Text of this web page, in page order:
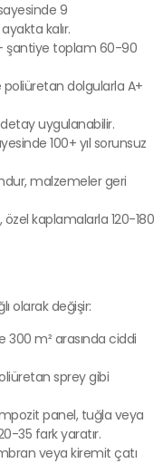
9
kalır.
şantiye toplam 60-90
poliüretan dolgularla A+
uygulanabilir.
100+ yıl sorunsuz
malzemeler geri
özel kaplamalarla 120-180
olarak değişir:
300 m² arasında ciddi
sprey gibi
panel, tuğla veya
35 fark yaratır.
veya kiremit çatı